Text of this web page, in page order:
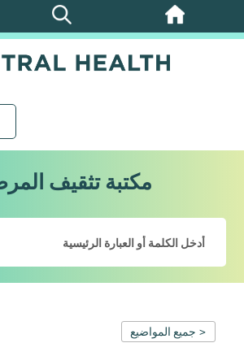
تخطي
مكتبة تثقيف
< جميع المواضيع